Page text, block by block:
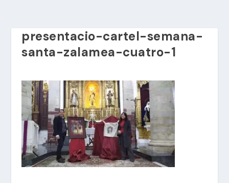
presentacio-cartel-semana-
santa-zalamea-cuatro-1